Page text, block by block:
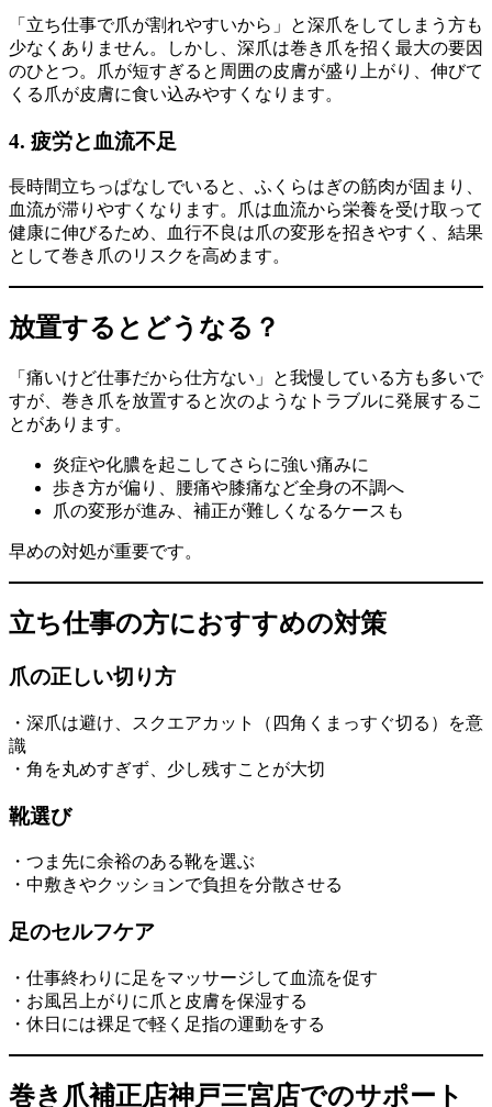
「立ち仕事で爪が割れやすいから」と深爪をしてしまう方も
少なくありません。しかし、深爪は巻き爪を招く最大の要因
のひとつ。爪が短すぎると周囲の皮膚が盛り上がり、伸びて
くる爪が皮膚に食い込みやすくなります。
4. 疲労と血流不足
長時間立ちっぱなしでいると、ふくらはぎの筋肉が固まり、
血流が滞りやすくなります。爪は血流から栄養を受け取って
健康に伸びるため、血行不良は爪の変形を招きやすく、結果
として巻き爪のリスクを高めます。
放置するとどうなる？
「痛いけど仕事だから仕方ない」と我慢している方も多いで
すが、巻き爪を放置すると次のようなトラブルに発展するこ
とがあります。
炎症や化膿を起こしてさらに強い痛みに
歩き方が偏り、腰痛や膝痛など全身の不調へ
爪の変形が進み、補正が難しくなるケースも
早めの対処が重要です。
立ち仕事の方におすすめの対策
爪の正しい切り方
・深爪は避け、スクエアカット（四角くまっすぐ切る）を意
識
・角を丸めすぎず、少し残すことが大切
靴選び
・つま先に余裕のある靴を選ぶ
・中敷きやクッションで負担を分散させる
足のセルフケア
・仕事終わりに足をマッサージして血流を促す
・お風呂上がりに爪と皮膚を保湿する
・休日には裸足で軽く足指の運動をする
巻き爪補正店神戸三宮店でのサポート